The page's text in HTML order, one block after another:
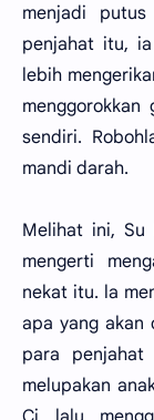
menjadi
penjahat itu,
lebih
sendiri.
mandi darah.
Melihat ini, Su
mengerti
nekat itu. la
apa yang akan
para
melupakan